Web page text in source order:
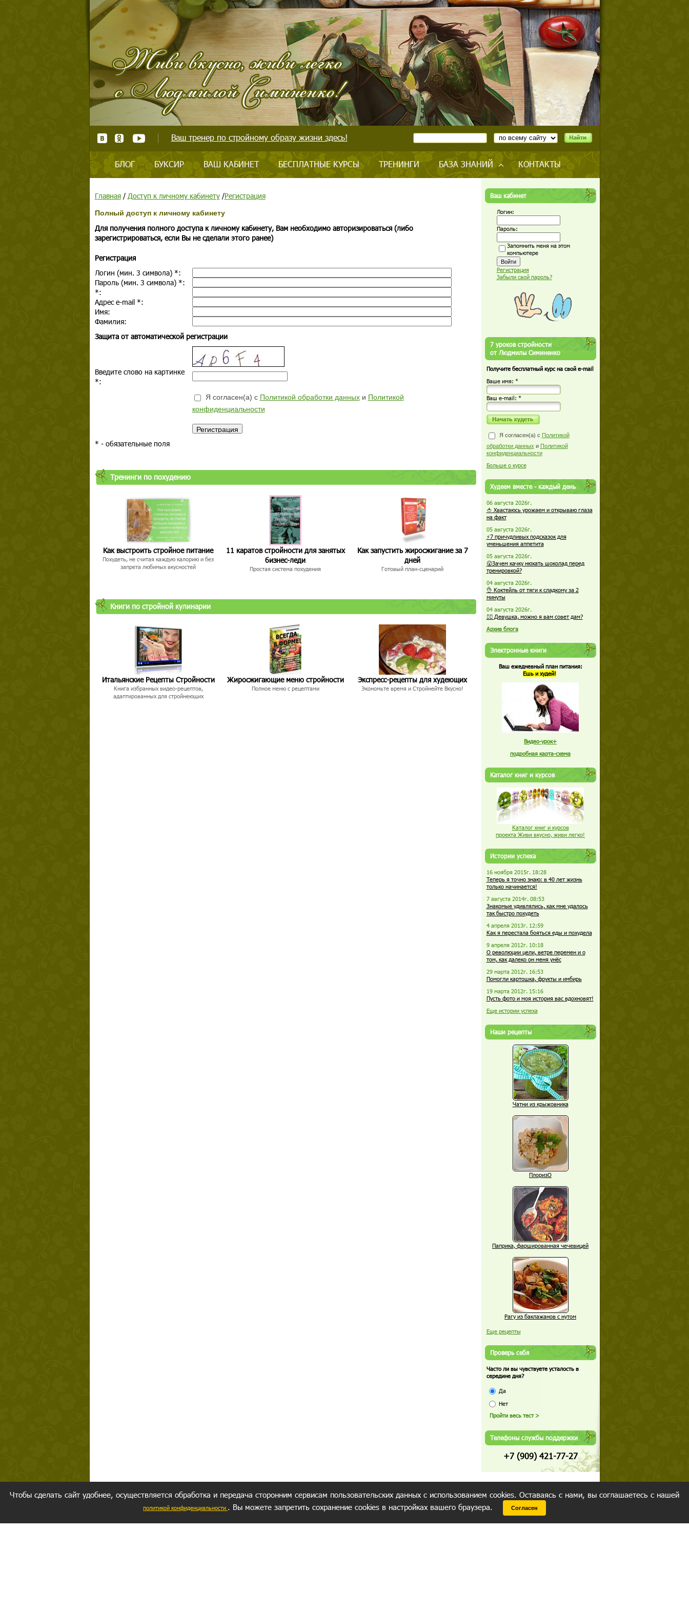
Ваш тренер по стройному образу жизни здесь!
БЛОГ БУКСИР ВАШ КАБИНЕТ БЕСПЛАТНЫЕ КУРСЫ ТРЕНИНГИ БАЗА ЗНАНИЙ КОНТАКТЫ
Главная/ Доступ к личному кабинету/Регистрация
Полный доступ к личному кабинету
Для получения полного доступа к личному кабинету, Вам необходимо авторизироваться (либо
зарегистрироваться, если Вы не сделали этого ранее)
Регистрация
Логин (мин. 3 символа) *:
Пароль (мин. 3 символа) *:
*:
Адрес e-mail *:
Имя:
Фамилия:
Защита от автоматической регистрации
Введите слово на картинке
*:
Я согласен(а) с Политикой обработки данныхи Политикой
конфиденциальности
* - обязательные поля
Тренинги по похудению
Как выстроить стройное питание
Похудеть, не считая каждую калорию и без
запрета любимых вкусностей
11 каратов стройности для занятых
бизнес-леди
Простая система похудения
Как запустить жиросжигание за 7
дней
Готовый план-сценарий
Книги по стройной кулинарии
Итальянские Рецепты Стройности
Книга избранных видео-рецептов,
адаптированных для стройнеющих
Жиросжигающие меню стройности
Полное меню с рецептами
Экспресс-рецепты для худеющих
Экономьте время и Стройнейте Вкусно!
Ваш кабинет
Логин:
Пароль:
Запомнить меня на этом
компьютере
Регистрация
Забыли свой пароль?
7 уроков стройности
от Людмилы Симиненко
Получите бесплатный курс на свой e-mail
Ваше имя: *
Ваш е-mail: *
Я согласен(а) с Политикой
обработки данных и Политикой
конфиденциальности
Больше о курсе
Худеем вместе - каждый день
06 августа 2026г.
🍅 Хвастаюсь урожаем и открываю глаза
на факт
05 августа 2026г.
⚡7 причудливых подсказок для
уменьшения аппетита
05 августа 2026г.
😮Зачем качку нюхать шоколад перед
тренировкой?
04 августа 2026г.
👌 Коктейль от тяги к сладкому за 2
минуты
04 августа 2026г.
🏋️‍♀️ Девушка, можно я вам совет дам?
Архив блога
Электронные книги
Ваш ежедневный план питания:
Ешь и худей!
Видео-урок+
подробная карта-схема
Каталог книг и курсов
Каталог книг и курсов
проекта Живи вкусно, живи легко!
Истории успеха
16 ноября 2015г. 18:28
Теперь я точно знаю: в 40 лет жизнь
только начинается!
7 августа 2014г. 08:53
Знакомые удивлялись, как мне удалось
так быстро похудеть
4 апреля 2013г. 12:59
Как я перестала бояться еды и похудела
9 апреля 2012г. 10:18
О революции цели, ветре перемен и о
том, как далеко он меня унёс
29 марта 2012г. 16:53
Помогли картошка, фрукты и имбирь
19 марта 2012г. 15:16
Пусть фото и моя история вас вдохновят!
Еще истории успеха
Наши рецепты
Чатни из крыжовника
ПлоризО
Паприка, фаршированная чечевицей
Рагу из баклажанов с нутом
Еще рецепты
Проверь себя
Часто ли вы чувствуете усталость в
середине дня?
Да
Нет
Телефоны службы поддержки
+7 (909) 421-77-27
Чтобы сделать сайт удобнее, осуществляется обработка и передача сторонним сервисам пользовательских данных с использованием cookies. Оставаясь с нами, вы соглашаетесь с нашей
политикой конфиденциальности . Вы можете запретить сохранение cookies в настройках вашего браузера. Согласен